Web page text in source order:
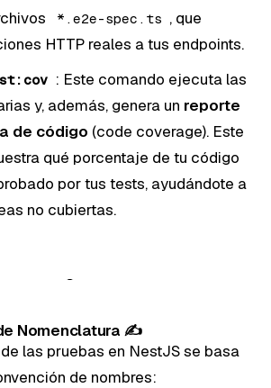
*.e2e-spec.ts , que
HTTP reales a tus endpoints.
: Este comando ejecuta las
y, además, genera un reporte
de código (code coverage). Este
qué porcentaje de tu código
por tus tests, ayudándote a
no cubiertas.
Nomenclatura ✍️
las pruebas en NestJS se basa
de nombres: